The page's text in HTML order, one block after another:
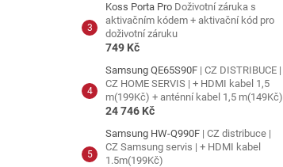
Koss Porta Pro Doživotní záruka s
aktivačním kódem + aktivační kód pro
doživotní záruku
749 Kč
Samsung QE65S90F | CZ DISTRIBUCE |
CZ HOME SERVIS | + HDMI kabel 1,5
m(199Kč) + anténní kabel 1,5 m(149Kč)
24 746 Kč
Samsung HW-Q990F | CZ distribuce |
CZ Samsung servis | + HDMI kabel
1.5m(199Kč)